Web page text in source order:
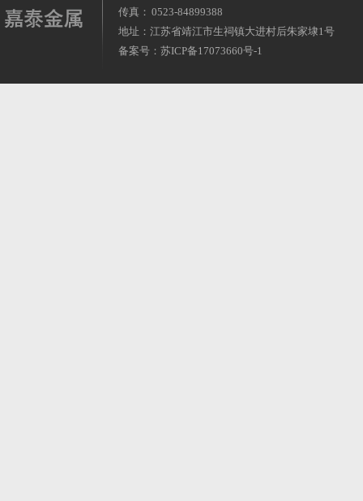
传真： 0523-84899388
地址：江苏省靖江市生祠镇大进村后朱家埭1号
备案号： 苏ICP备17073660号-1